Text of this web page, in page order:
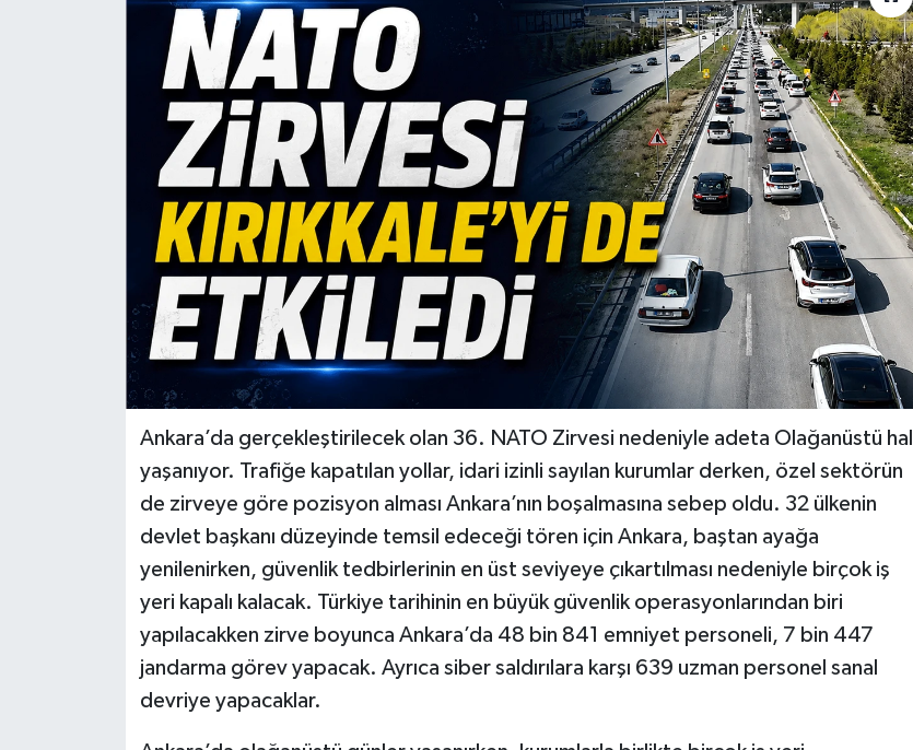
Ankara’da gerçekleştirilecek olan 36. NATO Zirvesi nedeniyle adeta Olağanüstü hal
yaşanıyor. Trafiğe kapatılan yollar, idari izinli sayılan kurumlar derken, özel sektörün
de zirveye göre pozisyon alması Ankara’nın boşalmasına sebep oldu. 32 ülkenin
devlet başkanı düzeyinde temsil edeceği tören için Ankara, baştan ayağa
yenilenirken, güvenlik tedbirlerinin en üst seviyeye çıkartılması nedeniyle birçok iş
yeri kapalı kalacak. Türkiye tarihinin en büyük güvenlik operasyonlarından biri
yapılacakken zirve boyunca Ankara’da 48 bin 841 emniyet personeli, 7 bin 447
jandarma görev yapacak. Ayrıca siber saldırılara karşı 639 uzman personel sanal
devriye yapacaklar.